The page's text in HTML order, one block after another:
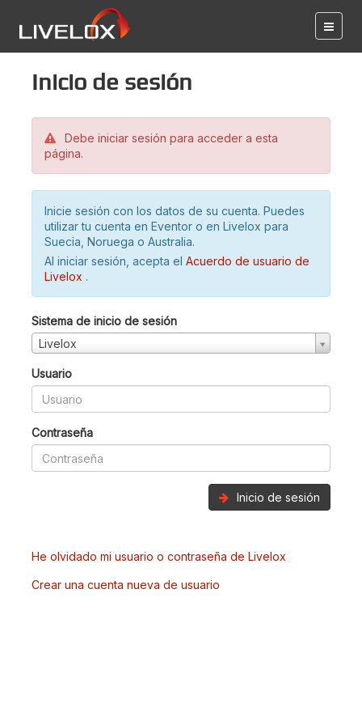
Inicio de sesión
Debe iniciar sesión para acceder a esta
página.
Inicie sesión con los datos de su cuenta. Puedes
utilizar tu cuenta en Eventor o en Livelox para
Suecia, Noruega o Australia.
Al iniciar sesión, acepta el Acuerdo de usuario de
Livelox .
Sistema de inicio de sesión
Livelox
Usuario
Contraseña
Inicio de sesión
He olvidado mi usuario o contraseña de Livelox
Crear una cuenta nueva de usuario